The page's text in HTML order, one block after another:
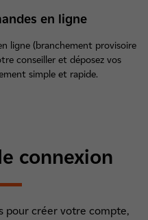
en ligne
ligne (branchement provisoire
conseiller et déposez vos
simple et rapide.
connexion
pour créer votre compte,